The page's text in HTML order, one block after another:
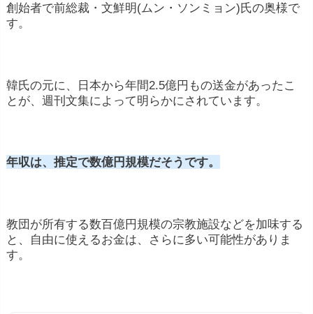
創始者で前総裁・文鮮明(ムン・ソンミョン)氏の奥様で
す。
韓氏の元に、日本から年間2.5億円もの送金があったこ
とが、週刊文集によって明らかにされています。
年収は、推定で数億円規模だそうです。
教団が所有する数百億円規模の宗教施設などを加味する
と、自由に使えるお金は、さらに多い可能性がありま
す。